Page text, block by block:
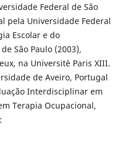
Federal de São
pela Universidade Federal
Escolar e do
São Paulo (2003),
na Universitè Paris XIII.
de Aveiro, Portugal
Interdisciplinar em
Terapia Ocupacional,